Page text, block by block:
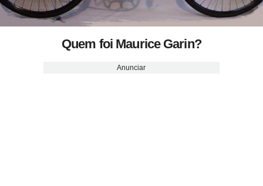
Quem foi Maurice Garin?
Anunciar